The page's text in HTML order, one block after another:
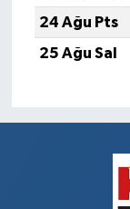
24 Ağu Pts
25 Ağu Sal